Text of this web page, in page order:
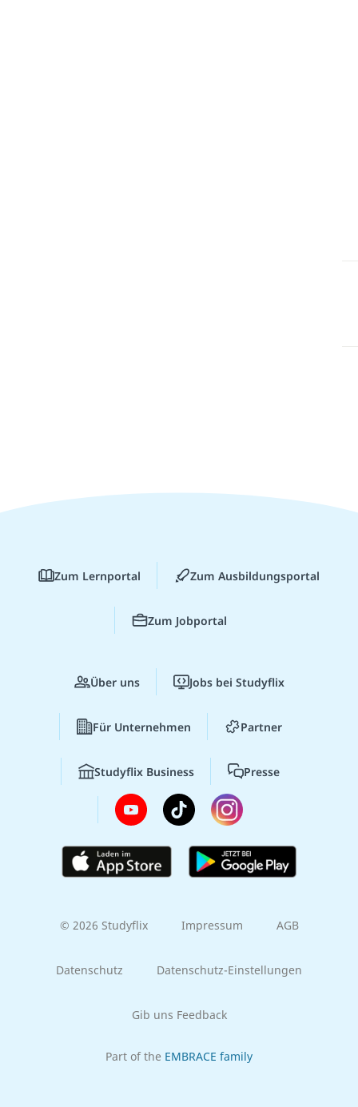
Zum Lernportal Zum Ausbildungsportal
Zum Jobportal
Über uns Jobs bei Studyflix
Für Unternehmen Partner
Studyflix Business Presse
© 2026 Studyflix Impressum AGB
Datenschutz Datenschutz-Einstellungen
Gib uns Feedback
Part of the EMBRACE family